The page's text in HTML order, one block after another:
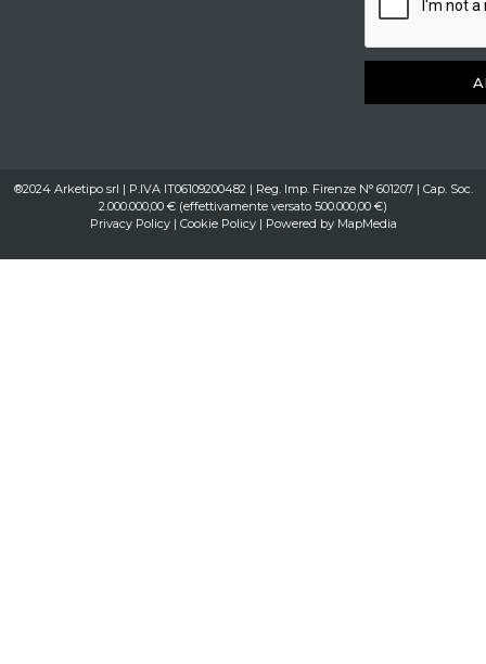
®2024 Arketipo srl | P.IVA IT06109200482 | Reg. Imp. Firenze N° 601207 | Cap. Soc.
2.000.000,00 € (effettivamente versato 500.000,00 €)
Privacy Policy| Cookie Policy| Powered by MapMedia